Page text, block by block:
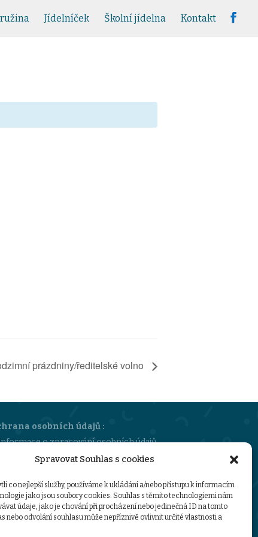
Spravovat Souhlas s cookies
co nejlepší služby, používáme k ukládání a/nebo přístupu k informacím
jako jsou soubory cookies. Souhlas s těmito technologiemi nám
údaje, jako je chování při procházení nebo jedinečná ID na tomto
nebo odvolání souhlasu může nepříznivě ovlivnit určité vlastnosti a
Jídelníček Školní jídelna Kontakt
prázdniny/ředitelské volno
osobních údajů :
o zpracování osobních údajů
sazebník úhrad za poskytování informací